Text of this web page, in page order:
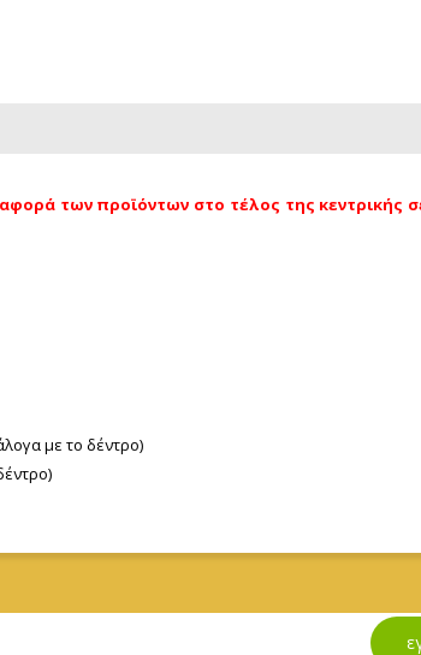
των προϊόντων στο τέλος της κεντρικής
με το δέντρο)